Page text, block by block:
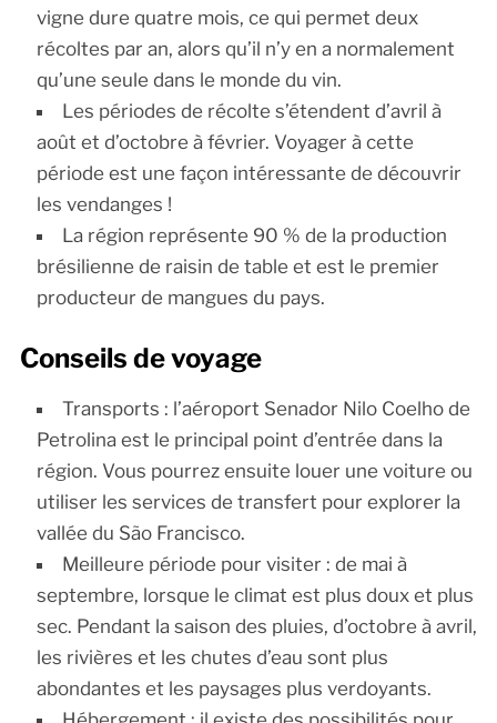
vigne dure quatre mois, ce qui permet deux
récoltes par an, alors qu’il n’y en a normalement
qu’une seule dans le monde du vin.
Les périodes de récolte s’étendent d’avril à
août et d’octobre à février. Voyager à cette
période est une façon intéressante de découvrir
les vendanges !
La région représente 90 % de la production
brésilienne de raisin de table et est le premier
producteur de mangues du pays.
Conseils de voyage
Transports : l’aéroport Senador Nilo Coelho de
Petrolina est le principal point d’entrée dans la
région. Vous pourrez ensuite louer une voiture ou
utiliser les services de transfert pour explorer la
vallée du São Francisco.
Meilleure période pour visiter : de mai à
septembre, lorsque le climat est plus doux et plus
sec. Pendant la saison des pluies, d’octobre à avril,
les rivières et les chutes d’eau sont plus
abondantes et les paysages plus verdoyants.